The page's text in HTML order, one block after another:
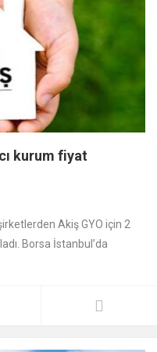
kurum fiyat
Akiş GYO için 2
Borsa İstanbul’da